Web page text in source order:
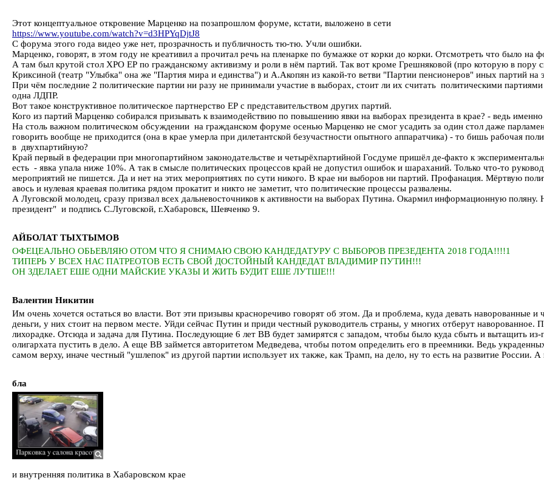
Этот концептуальное откровение Марценко на позапрошлом форуме, кстати, выложено в сети
https://www.youtube.com/watch?v=d3HPYqDjtJ8
С форума этого года видео уже нет, прозрачность и публичность тю-тю. Учли ошибки.
Марценко, говорят, в этом году не креативил а прочитал речь на пленарке по бумажке от корки до корки. Отсмотреть что было на
А там был крутой стол ХРО ЕР по гражданскому активизму и роли в нём партий. Так вот кроме Грешняковой (про которую в
Криксиной (театр "Улыбка" она же "Партия мира и единства") и А.Акопян из какой-то ветви "Партии пенсионеров" иных партий на
При чём последние 2 политические партии ни разу не принимали участие в выборах, стоит ли их считать политическими
одна ЛДПР.
Вот такое конструктивное политическое партнерство ЕР с представительством других партий.
Кого из партий Марценко собирался призывать к взаимодействию по повышению явки на выборах президента в крае? - ведь
На столь важном политическом обсуждении на гражданском форуме осенью Марценко не смог усадить за один стол даже
говорить вообще не приходится (она в крае умерла при дилетантской безучастности опытного аппаратчика) - то бишь рабочая
в двухпартийную?
Край первый в федерации при многопартийном законодательстве и четырёхпартийной Госдуме пришёл де-факто к
есть - явка упала ниже 10%. А так в смысле политических процессов край не допустил ошибок и шараханий. Только что-то
мероприятий не пишется. Да и нет на этих мероприятиях по сути никого. В крае ни выборов ни партий. Профанация. Мёртвую
авось и нулевая краевая политика рядом прокатит и никто не заметит, что политические процессы развалены.
А Луговской молодец, сразу призвал всех дальневосточников к активности на выборах Путина. Окармил информационную
президент" и подпись С.Луговской, г.Хабаровск, Шевченко 9.
АЙБОЛАТ ТЫХТЫМОВ
ОФЕЦЕАЛЬНО ОБЬЕВЛЯЮ ОТОМ ЧТО Я СНИМАЮ СВОЮ КАНДЕДАТУРУ С ВЫБОРОВ ПРЕЗЕДЕНТА 2018 ГОДА!!!!1
ТИПЕРЬ У ВСЕХ НАС ПАТРЕОТОВ ЕСТЬ СВОЙ ДОСТОЙНЫЙ КАНДЕДАТ ВЛАДИМИР ПУТИН!!!
ОН ЗДЕЛАЕТ ЕШЕ ОДНИ МАЙСКИЕ УКАЗЫ И ЖИТЬ БУДИТ ЕШЕ ЛУТШЕ!!!
Валентин Никитин
Им очень хочется остаться во власти. Вот эти призывы красноречиво говорят об этом. Да и проблема, куда девать наворованные
деньги, у них стоит на первом месте. Уйди сейчас Путин и приди честный руководитель страны, у многих отберут наворованное.
лихорадке. Отсюда и задача для Путина. Последующие 6 лет ВВ будет замирятся с западом, чтобы было куда сбыть и вытащить
олигархата пустить в дело. А еще ВВ займется авторитетом Медведева, чтобы потом определить его в преемники. Ведь
самом верху, иначе честный "ушлепок" из другой партии использует их также, как Трамп, на дело, ну то есть на развитие России. А
бла
и внутренняя политика в Хабаровском крае